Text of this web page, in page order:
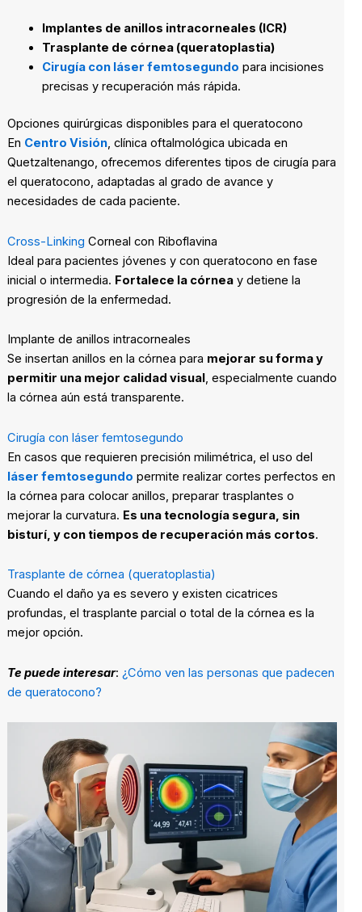
Implantes de anillos intracorneales (ICR)
Trasplante de córnea (queratoplastia)
Cirugía con láser femtosegundo para incisiones
precisas y recuperación más rápida.
Opciones quirúrgicas disponibles para el queratocono
En Centro Visión, clínica oftalmológica ubicada en
Quetzaltenango, ofrecemos diferentes tipos de cirugía para
el queratocono, adaptadas al grado de avance y
necesidades de cada paciente.
Cross-Linking Corneal con Riboflavina
Ideal para pacientes jóvenes y con queratocono en fase
inicial o intermedia. Fortalece la córneay detiene la
progresión de la enfermedad.
Implante de anillos intracorneales
Se insertan anillos en la córnea para mejorar su forma y
permitir una mejor calidad visual, especialmente cuando
la córnea aún está transparente.
Cirugía con láser femtosegundo
En casos que requieren precisión milimétrica, el uso del
láser femtosegundo permite realizar cortes perfectos en
la córnea para colocar anillos, preparar trasplantes o
mejorar la curvatura. Es una tecnología segura, sin
bisturí, y con tiempos de recuperación más cortos.
Trasplante de córnea (queratoplastia)
Cuando el daño ya es severo y existen cicatrices
profundas, el trasplante parcial o total de la córnea es la
mejor opción.
Te puede interesar: ¿Cómo ven las personas que padecen
de queratocono?